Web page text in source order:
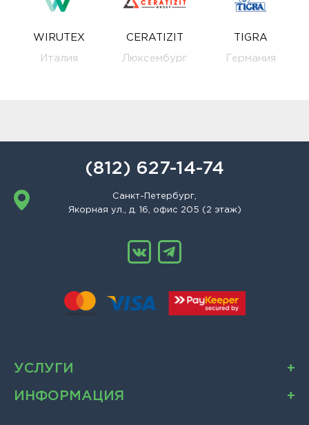
WIRUTEX
Италия
CERATIZIT
Люксембург
TIGRA
Германия
(812) 627-14-74
Санкт-Петербург,
Якорная ул., д. 16, офис 205 (2 этаж)
УСЛУГИ
ИНФОРМАЦИЯ